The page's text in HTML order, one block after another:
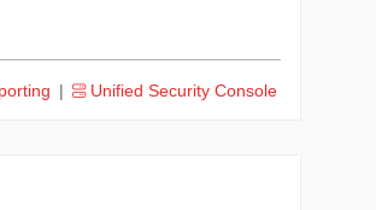
| Unified Security Console